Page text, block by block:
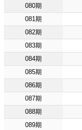
080期
081期
082期
083期
084期
085期
086期
087期
088期
089期